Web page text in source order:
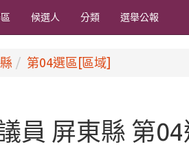
候選人 分類 選舉公報
第04選區[區域]
員 屏東縣 第